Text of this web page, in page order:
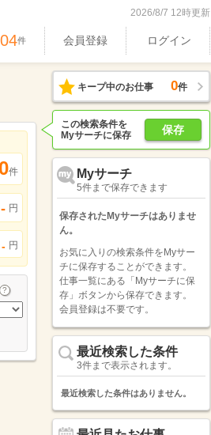
2026/8/7 12時更新
件 会員登録 ログイン
0件
- 円
- 円
キープ中のお仕事 0件
保存
この検索条件を
Myサーチに保存
Myサーチ
5件まで保存できます
保存されたMyサーチはありませ
ん。
お気に入りの検索条件をMyサー
チに保存することができます。
仕事一覧にある「Myサーチに保
存」ボタンから保存できます。
会員登録は不要です。
最近検索した条件
3件まで表示されます。
最近検索した条件はありません。